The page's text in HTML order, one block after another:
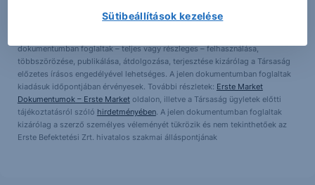
makrogazdasági helyzetet, a befektetések és azok hozamai alakulását olyan
tényezők alakítják, melyre a Társaságnak nincs befolyása, a befektető által
dokumentumban foglaltak – teljes vagy részleges – felhasználása,
többszörözése, publikálása, átdolgozása, terjesztése kizárólag a Társaság
előzetes írásos engedélyével lehetséges. A jelen dokumentumban foglaltak
kiadásuk időpontjában érvényesek. További részletek: Erste Market
Dokumentumok – Erste Marketoldalon, illetve a Társaság ügyletek előtti
tájékoztatásról szóló hirdetményében. A jelen dokumentumban foglaltak
kizárólag a szerző személyes véleményét tükrözik és nem tekinthetőek az
Erste Befektetési Zrt. hivatalos szakmai álláspontjának
Sütibeállítások kezelése